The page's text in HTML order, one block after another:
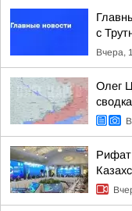
с
Вчера,
Олег
Рифат